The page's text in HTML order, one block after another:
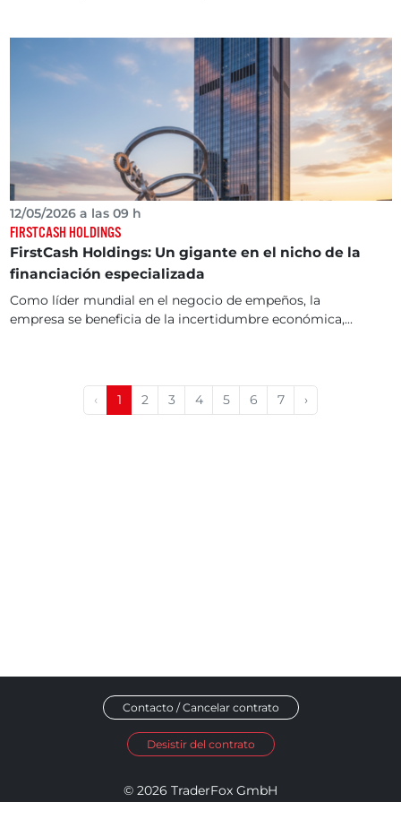
12/05/2026 a las 09 h
FIRSTCASH HOLDINGS
FirstCash Holdings: Un gigante en el nicho de la
financiación especializada
Como líder mundial en el negocio de empeños, la
empresa se beneficia de la incertidumbre económica,...
‹ 1 2 3 4 5 6 7 ›
Contacto / Cancelar contrato
Desistir del contrato
© 2026 TraderFox GmbH